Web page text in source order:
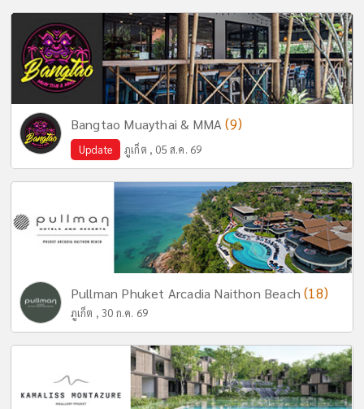
Bangtao Muaythai & MMA(9)
Update ภูเก็ต , 05 ส.ค. 69
Pullman Phuket Arcadia Naithon Beach(18)
ภูเก็ต , 30 ก.ค. 69